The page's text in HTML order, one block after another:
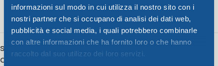
informazioni sul modo in cui utilizza il nostro sito con i
nostri partner che si occupano di analisi dei dati web,
pubblicità e social media, i quali potrebbero combinarle
con altre informazioni che ha fornito loro o che hanno
raccolto dal suo utilizzo dei loro servizi.
4 People watching this product now!
SKU:
48032
Category: